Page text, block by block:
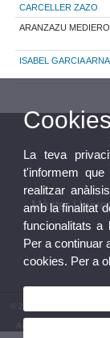
CARCELLER ZAZO
ARANZAZU
ISABEL GARCIA
Màster
© 2026 UV. - Av. Vicent
Avís legal
La teva
t'informem
realitzar
amb la finalitat
funcionalitats
Per a continuar
cookies. Per a